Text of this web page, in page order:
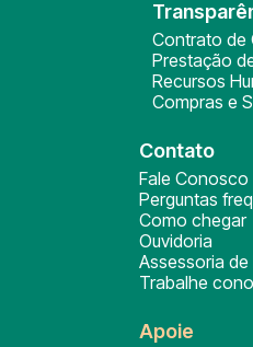
Contrato de
Prestação
Recursos
Compras e
Contato
Fale Conosco
Perguntas
Como chegar
Ouvidoria
Assessoria de
Trabalhe
Apoie